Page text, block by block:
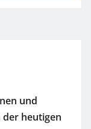
und
der heutigen